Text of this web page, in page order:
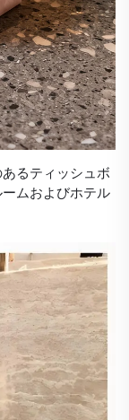
るティッシュボ
ムおよびホテル